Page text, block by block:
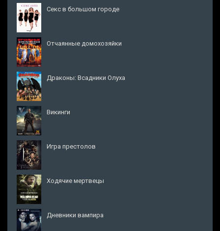
Секс в большом городе
Отчаянные домохозяйки
Драконы: Всадники Олуха
Викинги
Игра престолов
Ходячие мертвецы
Дневники вампира